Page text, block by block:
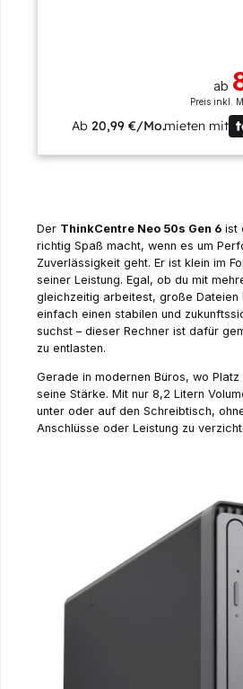
ab
Preis inkl.
Ab20,99 €/Mo.mieten mit
Der ThinkCentre Neo 50s Gen 6 ist
richtig Spaß macht, wenn es um
Zuverlässigkeit geht. Er ist klein im
seiner Leistung. Egal, ob du mit
gleichzeitig arbeitest, große
einfach einen stabilen und
suchst – dieser Rechner ist dafür
zu entlasten.
Gerade in modernen Büros, wo
seine Stärke. Mit nur 8,2 Litern
unter oder auf den Schreibtisch,
Anschlüsse oder Leistung zu